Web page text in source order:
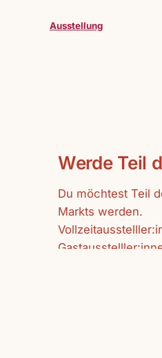
Ausstellung
Werde Teil
Du möchtest Teil
Markts werden.